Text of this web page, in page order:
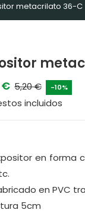
metacrilato 36-C
€ 5,20 € -10%
incluidos
en forma
en PVC
5cm